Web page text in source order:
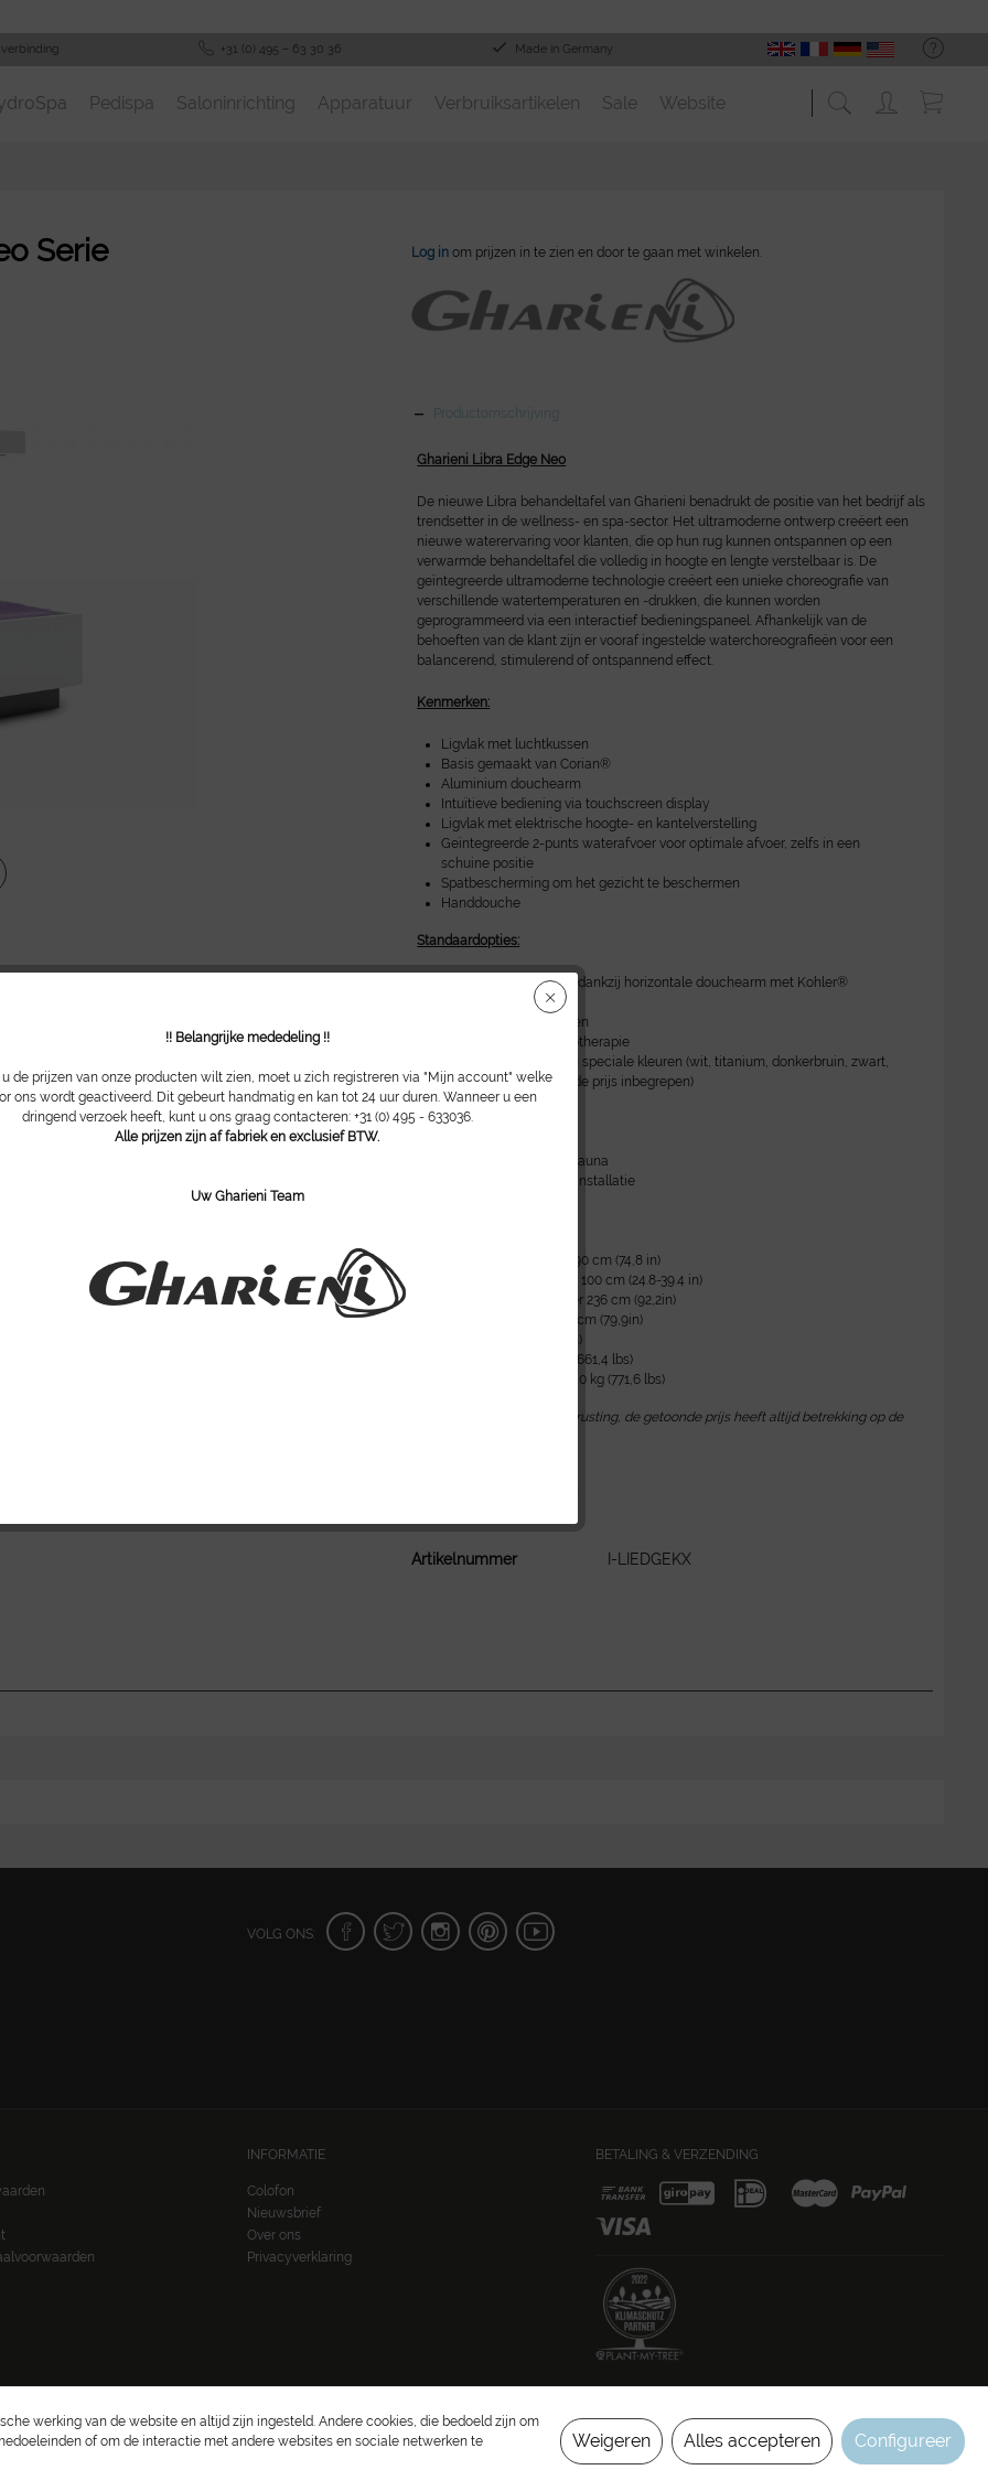
+31 (0) 495 – 63 30 36 Made in Germany
Pedispa Saloninrichting Apparatuur Verbruiksartikelen Sale Website
Serie Log in om prijzen in te zien en door te gaan met winkelen.
Productomschrijving
Gharieni Libra Edge Neo
De nieuwe Libra behandeltafel van Gharieni benadrukt de positie van het bedrijf als
trendsetter in de wellness- en spa-sector. Het ultramoderne ontwerp creëert een
nieuwe waterervaring voor klanten, die op hun rug kunnen ontspannen op een
verwarmde behandeltafel die volledig in hoogte en lengte verstelbaar is. De
geïntegreerde ultramoderne technologie creëert een unieke choreografie van
verschillende watertemperaturen en -drukken, die kunnen worden
geprogrammeerd via een interactief bedieningspaneel. Afhankelijk van de
behoeften van de klant zijn er vooraf ingestelde waterchoreografieën voor een
balancerend, stimulerend of ontspannend effect.
Kenmerken:
Ligvlak met luchtkussen
Basis gemaakt van Corian®
Aluminium douchearm
Intuïtieve bediening via touchscreen display
Ligvlak met elektrische hoogte- en kantelverstelling
Geïntegreerde 2-punts waterafvoer voor optimale afvoer, zelfs in een
schuine positie
Spatbescherming om het gezicht te beschermen
Handdouche
Standaardopties:
Water choreografieën dankzij horizontale douchearm met Kohler®
Ligvlak met luchtkussen
LED-licht voor chromotherapie
Metalen onderdelen in speciale kleuren (wit, titanium, donkerbruin, zwart,
brons en goud zijn bij de prijs inbegrepen)
Opties:
Geïntegreerde stoomsauna
Kohler muziek geluidsinstallatie
Hoogte incl. arm: ca. 190 cm (74,8 in)
Hoogte ligvlak: ca. 63 - 100 cm (24.8-39.4 in)
Totale lengte: ongeveer 236 cm (92,2in)
Lengte ligvlak: ca. 203 cm (79,9in)
Breedte: 85 cm (33,5 in)
Hefcapaciteit: 300 kg (661,4 lbs)
Belasting op ligvlak: 350 kg (771,6 lbs)
*Foto's tonen optionele uitrusting, de getoonde prijs heeft altijd betrekking op de
Artikelnummer I-LIEDGEKX
VOLG ONS:
INFORMATIE
Colofon
Nieuwsbrief
Over ons
Privacyverklaring
BETALING & VERZENDING
werking van de website en altijd zijn ingesteld. Andere cookies, die bedoeld zijn om
of om de interactie met andere websites en sociale netwerken te
Weigeren Alles accepteren Configureer
!! Belangrijke mededeling !!
de prijzen van onze producten wilt zien, moet u zich registreren via "Mijn account" welke
ons wordt geactiveerd. Dit gebeurt handmatig en kan tot 24 uur duren. Wanneer u een
dringend verzoek heeft, kunt u ons graag contacteren: +31 (0) 495 - 633036.
Alle prijzen zijn af fabriek en exclusief BTW.
Uw Gharieni Team